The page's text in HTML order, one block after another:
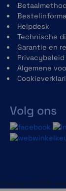
Helpdesk
Technische
Garantie en
Privacybeleid
Algemene
Volg ons
Copyright © 2013-